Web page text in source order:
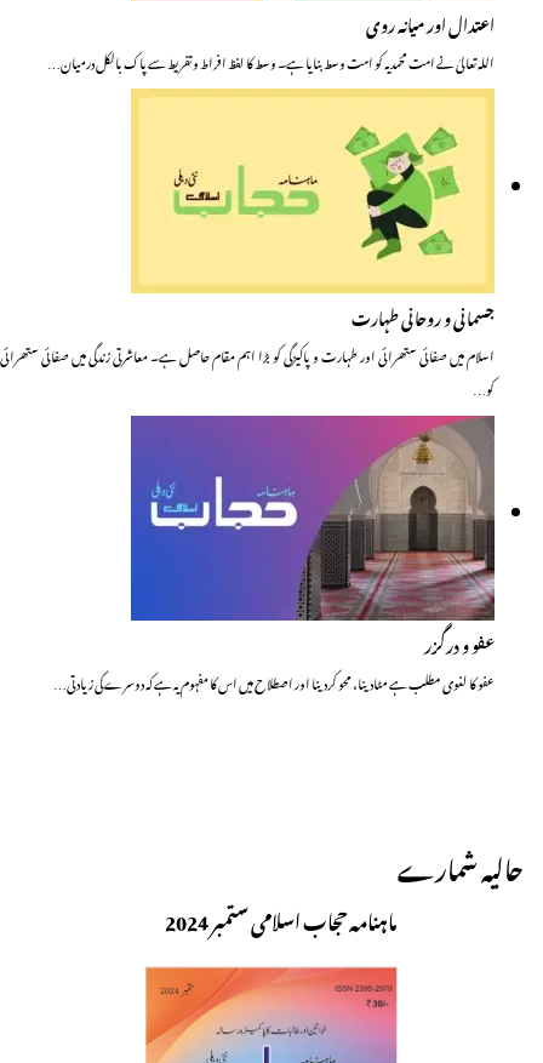
اعتدال اور میانہ روی
اللہ تعالیٰ نے امت محمدیہ کو امت وسط بنایا ہے۔ وسط کا لفظ افراط و تفریط سے پاک بالکل درمیان…
جسمانی و روحانی طہارت
اسلام میں صفائی ستھرائی اور طہارت و پاکیزگی کو بڑا اہم مقام حاصل ہے۔ معاشرتی زندگی میں صفائی ستھرائی
کو…
عفو و درگزر
عفو کا لغوی مطلب ہے مٹادینا، محو کردینا اور اصطلاح میں اس کا مفہوم یہ ہے کہ دوسرے کی زیادتی…
حالیہ شمارے
ماہنامہ حجاب اسلامی ستمبر 2024